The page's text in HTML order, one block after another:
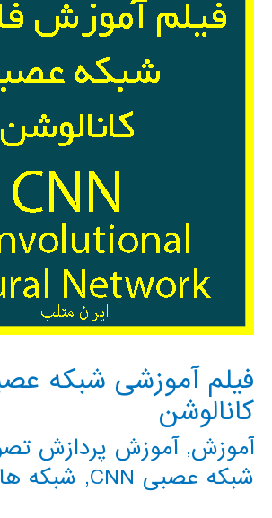
فیلم آموزشی شبکه
کانالوشن
آموزش,آموزش پردازش
شبکه عصبی CNN
, شبکه